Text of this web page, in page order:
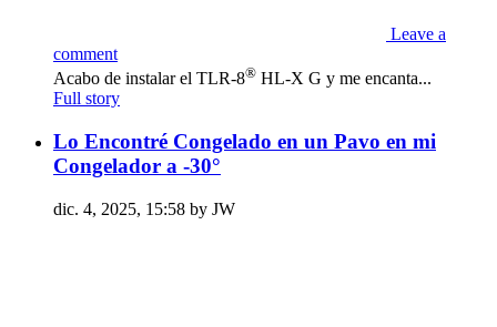
Leave a
comment
Acabo de instalar el TLR-8® HL-X G y me encanta...
Full story
Lo Encontré Congelado en un Pavo en mi
Congelador a -30°
dic. 4, 2025, 15:58 by JW